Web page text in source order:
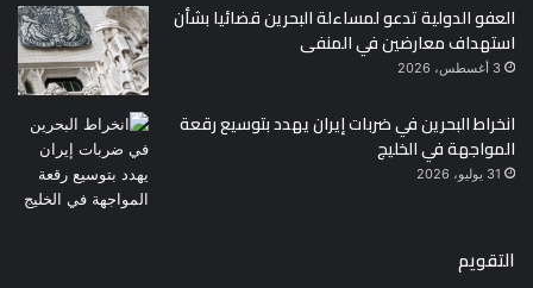
العفو الدولية تدعو لمساءلة البحرين قضائيا بشأن
استهداف معارضين في المنفى
3 أغسطس، 2026
انخراط البحرين في ضربات إيران يهدد بتوسيع رقعة
المواجهة في الخليج
31 يوليو، 2026
التقويم